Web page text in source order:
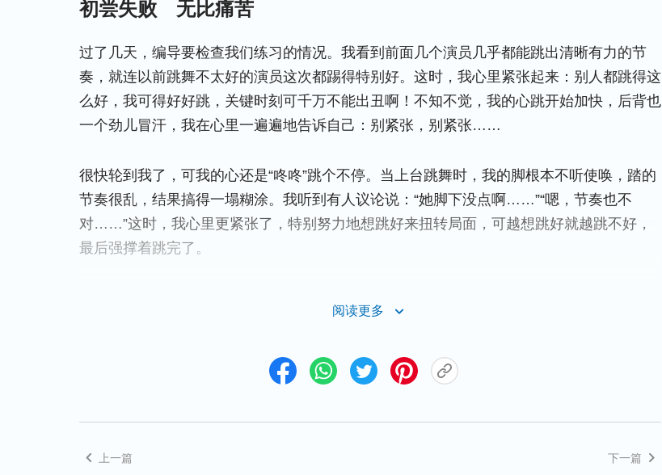
初尝失败 无比痛苦
过了几天，编导要检查我们练习的情况。我看到前面几个演员几乎都能跳出清晰有力的节
奏，就连以前跳舞不太好的演员这次都踢得特别好。这时，我心里紧张起来：别人都跳得这
么好，我可得好好跳，关键时刻可千万不能出丑啊！不知不觉，我的心跳开始加快，后背也
一个劲儿冒汗，我在心里一遍遍地告诉自己：别紧张，别紧张……
很快轮到我了，可我的心还是“咚咚”跳个不停。当上台跳舞时，我的脚根本不听使唤，踏的
节奏很乱，结果搞得一塌糊涂。我听到有人议论说：“她脚下没点啊……”“嗯，节奏也不
对……”这时，我心里更紧张了，特别努力地想跳好来扭转局面，可越想跳好就越跳不好，
最后强撑着跳完了。
觉得脸在发烫，心想：我今天算是丢死人了，以前都是我给别人指导，这下反倒我成了最差
眼……想想自从学踢踏舞到现在，我一直都落在后面，以后还得面对其他演员的指导帮助，
甚至自暴自弃想放弃这场演出，我知道用这样的态度对待工作不对，我也不想活在这样的状
阅读更多
上一篇 下一篇